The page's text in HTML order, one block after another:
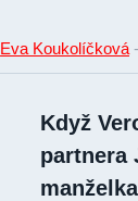
Eva Koukolíčková -
Když
partnera